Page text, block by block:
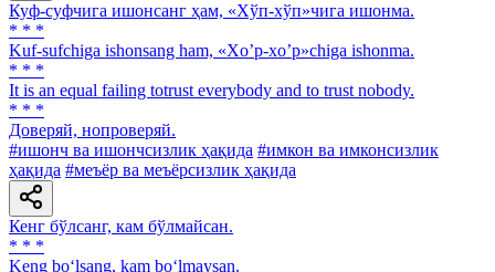
Куф-суфчига ишонсанг ҳам, «Хўп-хўп»чига ишонма.
* * *
Kuf-sufchiga ishonsang ham, «Xo’p-xo’p»chiga ishonma.
* * *
It is an equal failing totrust everybody and to trust nobody.
* * *
Доверяй, нопроверяй.
#ишонч ва ишончсизлик ҳақида #имкон ва имконсизлик
ҳақида #меъёр ва меъёрсизлик ҳақида
Кенг бўлсанг, кам бўлмайсан.
* * *
Keng bo‘lsang, kam bo‘lmaysan.